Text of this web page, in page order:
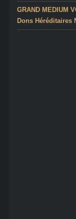
GRAND MEDIUM
Dons Héréditaires